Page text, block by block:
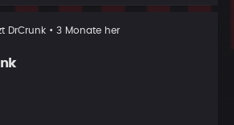
DrCrunk • 3 Monate her